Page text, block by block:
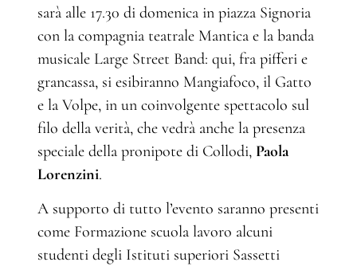
sarà alle 17.30 di domenica in piazza Signoria
con la compagnia teatrale Mantica e la banda
musicale Large Street Band: qui, fra pifferi e
grancassa, si esibiranno Mangiafoco, il Gatto
e la Volpe, in un coinvolgente spettacolo sul
filo della verità, che vedrà anche la presenza
speciale della pronipote di Collodi, Paola
Lorenzini.
A supporto di tutto l’evento saranno presenti
come Formazione scuola lavoro alcuni
studenti degli Istituti superiori Sassetti